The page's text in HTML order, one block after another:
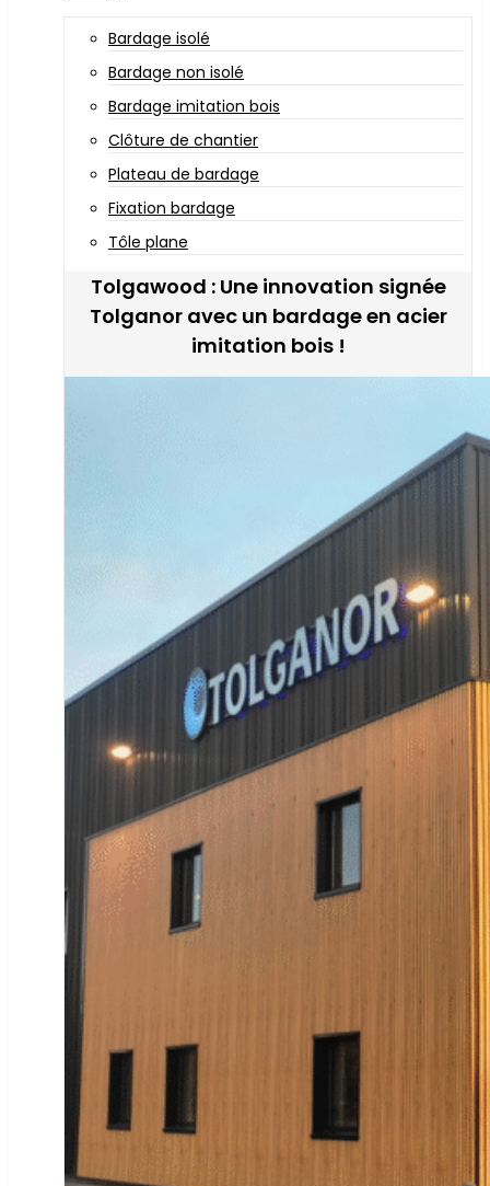
Bardage isolé
Bardage non isolé
Bardage imitation bois
Clôture de chantier
Plateau de bardage
Fixation bardage
Tôle plane
Tolgawood : Une innovation signée
Tolganor avec un bardage en acier
imitation bois !